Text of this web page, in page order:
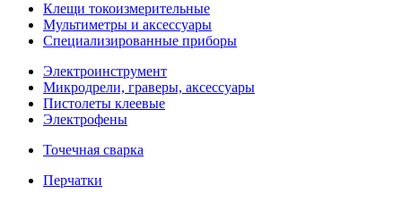
Клещи токоизмерительные
Мультиметры и аксессуары
Специализированные приборы
Электроинструмент
Микродрели, граверы, аксессуары
Пистолеты клеевые
Электрофены
Точечная сварка
Перчатки